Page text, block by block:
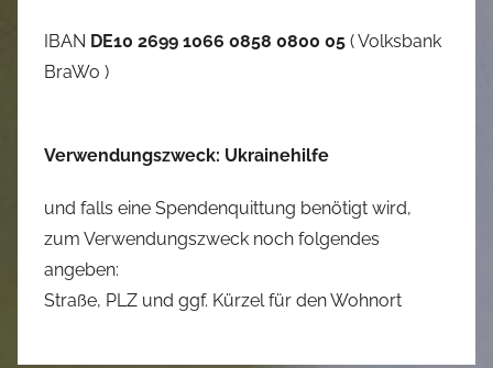
IBAN DE10 2699 1066 0858 0800 05 ( Volksbank
BraWo )
Verwendungszweck: Ukrainehilfe
und falls eine Spendenquittung benötigt wird,
zum Verwendungszweck noch folgendes
angeben:
Straße, PLZ und ggf. Kürzel für den Wohnort